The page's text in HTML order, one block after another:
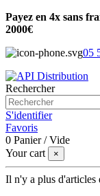
Payez en 4x sans
2000€
05
Rechercher
S'identifier
Favoris
0 Panier /Vide
Your cart
×
Il n'y a plus d'articles